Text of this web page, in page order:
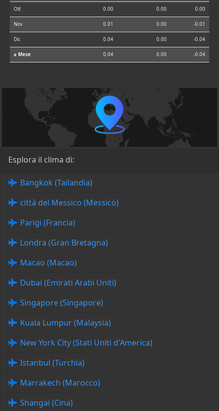
Ott 0.00 0.00 0.00
Nov 0.01 0.00 -0.01
Dic 0.04 0.00 -0.04
⌀ Mese 0.04 0.00 -0.04
Esplora il clima di:
Bangkok (Tailandia)
città del Messico (Messico)
Parigi (Francia)
Londra (Gran Bretagna)
Macao (Macao)
Dubai (Emirati Arabi Uniti)
Singapore (Singapore)
Kuala Lumpur (Malaysia)
New York City (Stati Uniti d'America)
Istanbul (Turchia)
Marrakech (Marocco)
Shangai (Cina)